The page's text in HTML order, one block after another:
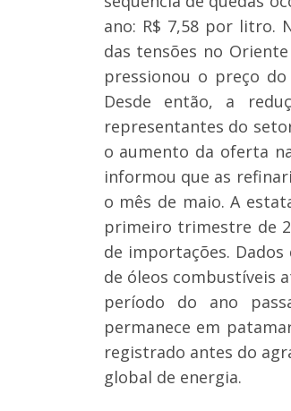
ano: R$ 7,58 por litro.
das tensões no
pressionou o preço
Desde então, a
representantes do
o aumento da oferta
informou que as
o mês de maio. A
primeiro trimestre de
de importações.
de óleos combustíveis
período do ano
permanece em
registrado antes do
global de energia.